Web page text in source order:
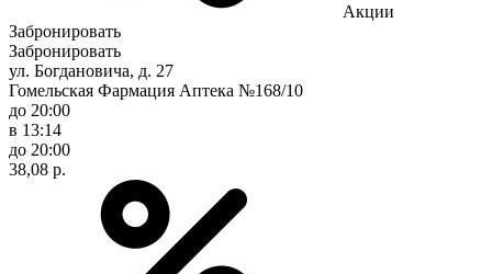
Акции
Забронировать
Забронировать
ул. Богдановича, д. 27
Гомельская Фармация Аптека №168/10
до 20:00
в 13:14
до 20:00
38,08 р.